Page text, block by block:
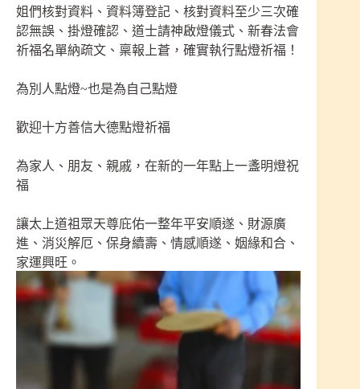
姐們核對資料、資料簿登記、核對資料至少三次確
認無誤、掛燈確認、道士請神啟燈儀式、新春法會
祈福名單納疏文、稟報上蒼，確實執行點燈祈福！
為別人點燈~也是為自己點燈
歡迎十方善信大德點燈祈福
為家人、朋友、親戚，在新的一年點上一盞明燈祝
福
讓太上道祖眾天尊庇佑一整年平安順遂、財源廣
進、消災解厄、保身續壽、情感順遂、姻緣和合、
家運興旺。